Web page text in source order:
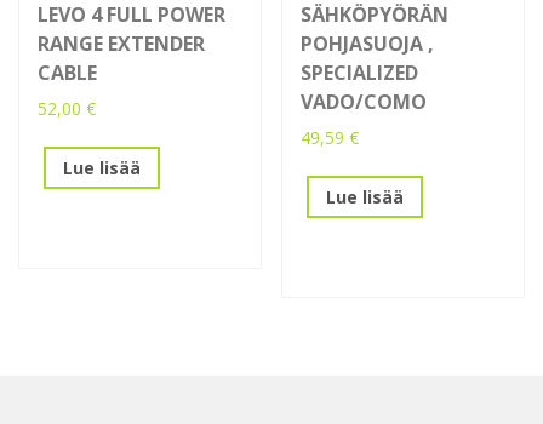
LEVO 4 FULL POWER
RANGE EXTENDER
CABLE
52,00 €
Lue lisää
SÄHKÖPYÖRÄN
POHJASUOJA ,
SPECIALIZED
VADO/COMO
49,59€
Lue lisää